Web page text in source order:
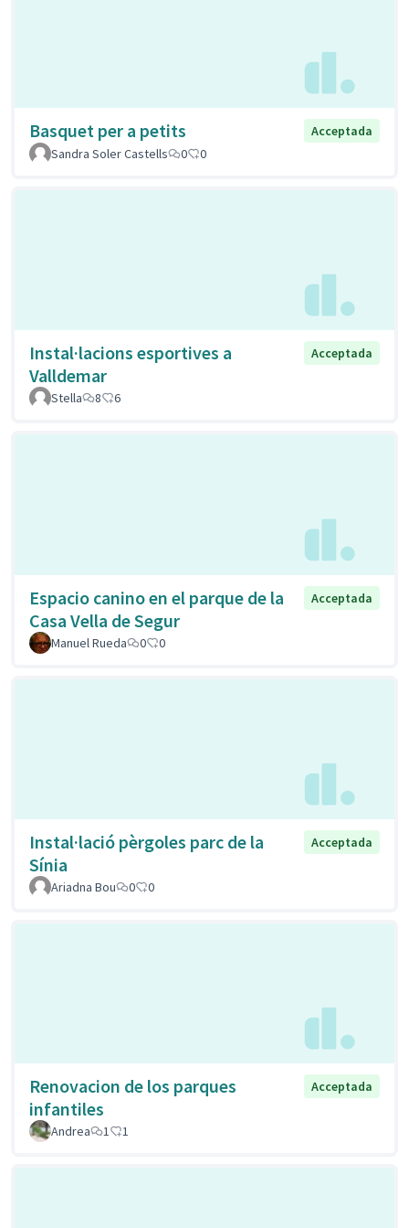
Basquet per a petits
Acceptada
Sandra Soler Castells
0 0
Instal·lacions esportives a
Valldemar
Acceptada
Stella 8 6
Espacio canino en el parque de la
Casa Vella de Segur
Acceptada
Manuel Rueda 0 0
Instal·lació pèrgoles parc de la
Sínia
Acceptada
Ariadna Bou 0 0
Renovacion de los parques
infantiles
Acceptada
Andrea 1 1